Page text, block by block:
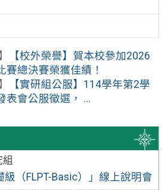
級（FLPT-Basic）」線上說明會
【校外榮譽】賀本校參加2026
總決賽榮獲佳績！
【實研組公服】114學年第2學
表會公服徵選， ...